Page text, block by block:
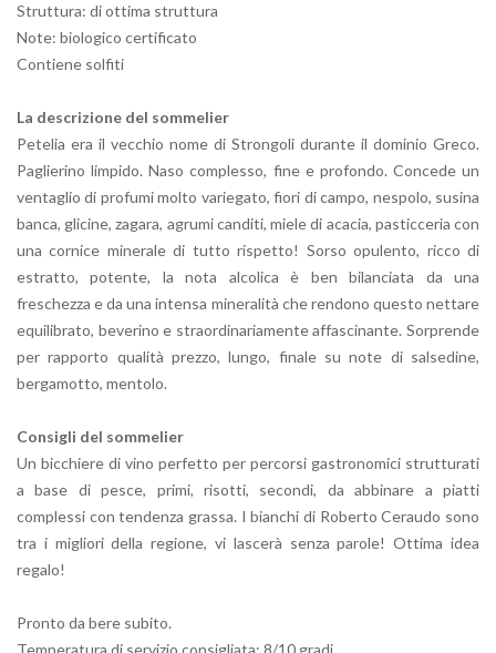
Struttura: di ottima struttura
Note: biologico certificato
Contiene solfiti
La descrizione del sommelier
Petelia era il vecchio nome di Strongoli durante il dominio Greco.
Paglierino limpido. Naso complesso, fine e profondo. Concede un
ventaglio di profumi molto variegato, fiori di campo, nespolo, susina
banca, glicine, zagara, agrumi canditi, miele di acacia, pasticceria con
una cornice minerale di tutto rispetto! Sorso opulento, ricco di
estratto, potente, la nota alcolica è ben bilanciata da una
freschezza e da una intensa mineralità che rendono questo nettare
equilibrato, beverino e straordinariamente affascinante. Sorprende
per rapporto qualità prezzo, lungo, finale su note di salsedine,
bergamotto, mentolo.
Consigli del sommelier
Un bicchiere di vino perfetto per percorsi gastronomici strutturati
a base di pesce, primi, risotti, secondi, da abbinare a piatti
complessi con tendenza grassa. I bianchi di Roberto Ceraudo sono
tra i migliori della regione, vi lascerà senza parole! Ottima idea
regalo!
Pronto da bere subito.